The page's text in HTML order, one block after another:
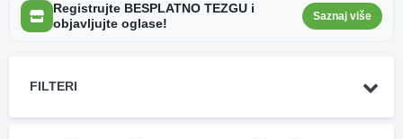
Registrujte BESPLATNO TEZGU i
objavljujte oglase!
Saznaj više
FILTERI